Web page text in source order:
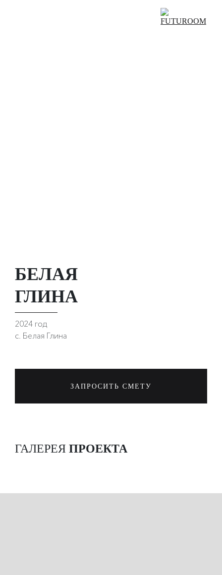
БЕЛАЯ
ГЛИНА
2024 год
с. Белая Глина
ЗАПРОСИТЬ СМЕТУ
ГАЛЕРЕЯ ПРОЕКТА